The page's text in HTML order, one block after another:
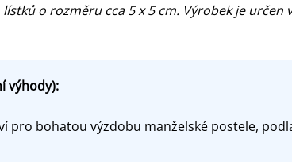
o rozměru cca 5 x 5 cm. Výrobek je
výhody):
bohatou výzdobu manželské postele,